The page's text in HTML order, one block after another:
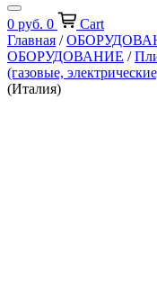
0 руб. 0
Cart
Главная /
ОБОРУДОВАНИЕ /
(газовые,
(Италия)